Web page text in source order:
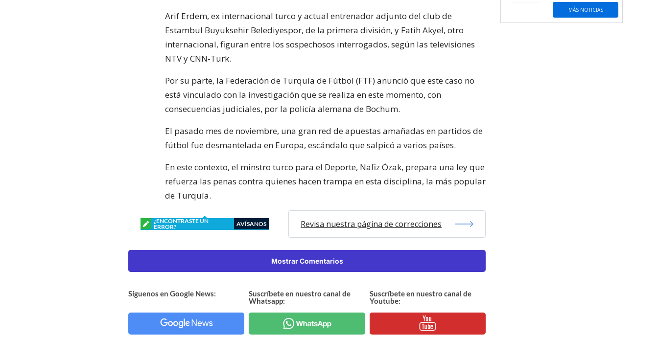
Arif Erdem, ex internacional turco y actual entrenador adjunto del club de
Estambul Buyuksehir Belediyespor, de la primera división, y Fatih Akyel, otro
internacional, figuran entre los sospechosos interrogados, según las televisiones
NTV y CNN-Turk.
Por su parte, la Federación de Turquía de Fútbol (FTF) anunció que este caso no
está vinculado con la investigación que se realiza en este momento, con
consecuencias judiciales, por la policía alemana de Bochum.
El pasado mes de noviembre, una gran red de apuestas amañadas en partidos de
fútbol fue desmantelada en Europa, escándalo que salpicó a varios países.
En este contexto, el minstro turco para el Deporte, Nafiz Özak, prepara una ley que
refuerza las penas contra quienes hacen trampa en esta disciplina, la más popular
de Turquía.
¿ENCONTRASTE UN
ERROR?
AVÍSANOS Revisa nuestra página de correcciones
Mostrar Comentarios
Síguenos en Google News:
Suscríbete en nuestro canal de
Whatsapp:
Suscríbete en nuestro canal de
Youtube:
MÁS NOTICIAS